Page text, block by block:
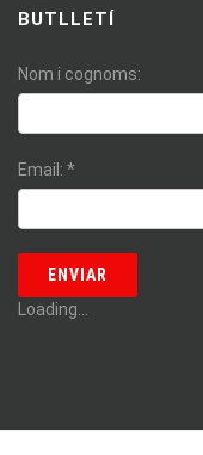
BUTLLETÍ
Nom i cognoms:
Email: *
Loading...